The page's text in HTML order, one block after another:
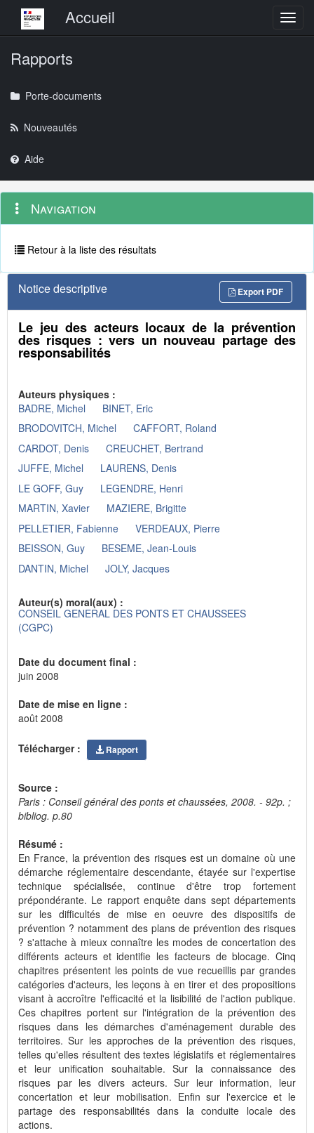
Menu principalAccueil
Rapports
Porte-documents
Nouveautés
Aide
Navigation
outils
Menu
contextuel
Navigation
Retour à la liste des résultats
Notice descriptive Export PDF
Le jeu des acteurs locaux de la prévention
des risques : vers un nouveau partage des
responsabilités
Auteurs physiques :
BADRE, Michel
BINET, Eric
BRODOVITCH, Michel
CAFFORT, Roland
CARDOT, Denis
CREUCHET, Bertrand
JUFFE, Michel
LAURENS, Denis
LE GOFF, Guy
LEGENDRE, Henri
MARTIN, Xavier
MAZIERE, Brigitte
PELLETIER, Fabienne
VERDEAUX, Pierre
BEISSON, Guy
BESEME, Jean-Louis
DANTIN, Michel
JOLY, Jacques
Auteur(s) moral(aux) :
CONSEIL GENERAL DES PONTS ET CHAUSSEES
(CGPC)
Date du document final :
juin 2008
Date de mise en ligne :
août 2008
Télécharger : Rapport
Source :
Paris : Conseil général des ponts et chaussées, 2008. - 92p. ;
bibliog. p.80
Résumé :
En France, la prévention des risques est un domaine où une
démarche réglementaire descendante, étayée sur l'expertise
technique spécialisée, continue d'être trop fortement
prépondérante. Le rapport enquête dans sept départements
sur les difficultés de mise en oeuvre des dispositifs de
prévention ? notamment des plans de prévention des risques
? s'attache à mieux connaître les modes de concertation des
différents acteurs et identifie les facteurs de blocage. Cinq
chapitres présentent les points de vue recueillis par grandes
catégories d'acteurs, les leçons à en tirer et des propositions
visant à accroître l'efficacité et la lisibilité de l'action publique.
Ces chapitres portent sur l'intégration de la prévention des
risques dans les démarches d'aménagement durable des
territoires. Sur les approches de la prévention des risques,
telles qu'elles résultent des textes législatifs et réglementaires
et leur unification souhaitable. Sur la connaissance des
risques par les divers acteurs. Sur leur information, leur
concertation et leur mobilisation. Enfin sur l'exercice et le
partage des responsabilités dans la conduite locale des
actions.